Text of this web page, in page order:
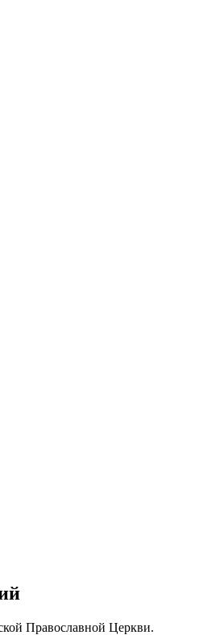
Православной Церкви.